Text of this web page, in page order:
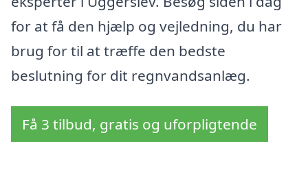
for at få den hjælp og vejledning, du har
brug for til at træffe den bedste
beslutning for dit regnvandsanlæg.
Få 3 tilbud, gratis og uforpligtende